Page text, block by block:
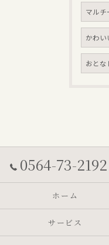
マルチ
かわい
おとな
0564-73-2192
ホーム
サービス